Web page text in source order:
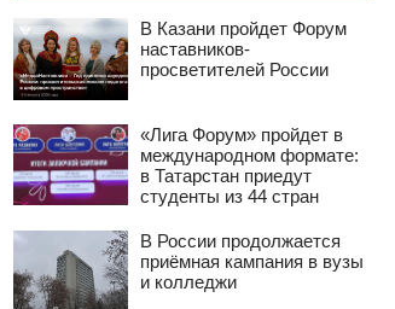
В Казани пройдет Форум
наставников-
просветителей России
«Лига Форум» пройдет в
международном формате:
в Татарстан приедут
студенты из 44 стран
В России продолжается
приёмная кампания в вузы
и колледжи